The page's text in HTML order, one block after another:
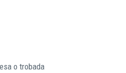
o trobada